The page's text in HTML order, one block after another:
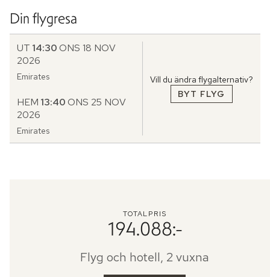
Din flygresa
UT 14:30ONS 18 NOV
2026
Emirates
HEM 13:40ONS 25 NOV
2026
Emirates
BYT FLYG
Vill du ändra flygalternativ?
TOTALPRIS
194.088:-
Flyg och hotell, 2 vuxna